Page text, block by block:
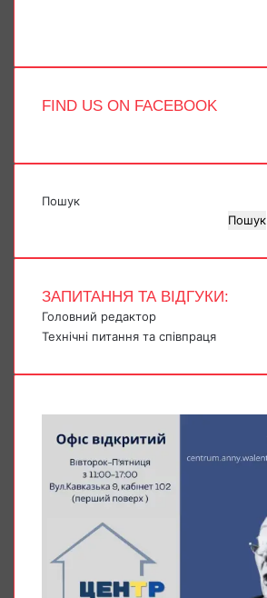
FIND US ON FACEBOOK
Пошук
Пошук
ЗАПИТАННЯ ТА ВІДГУКИ:
Головний редактор
Технічні питання та співпраця